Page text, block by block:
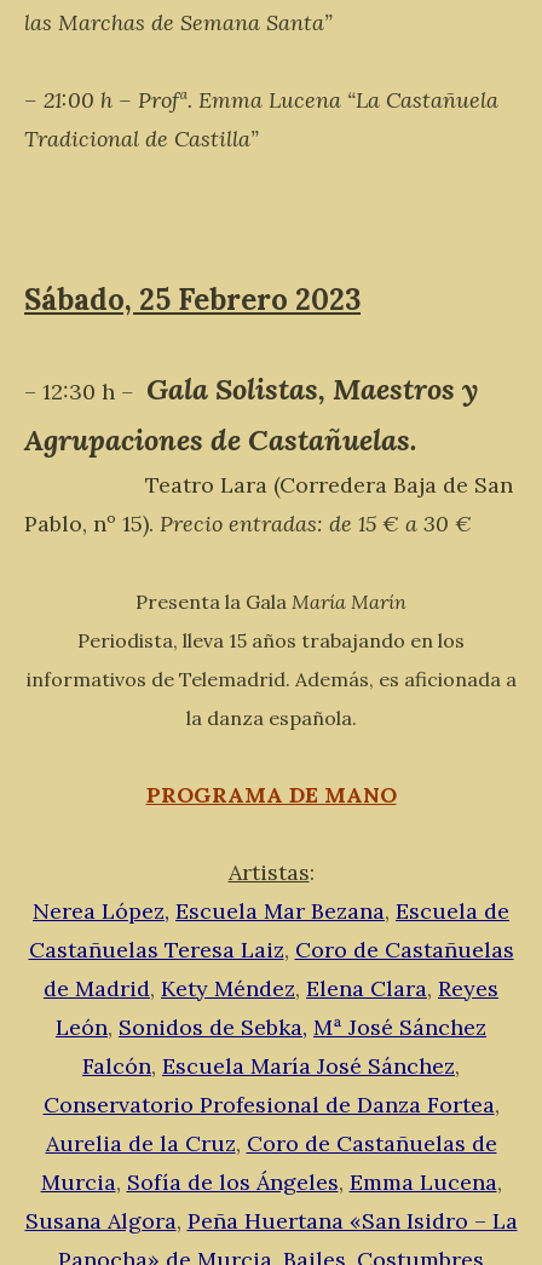
las Marchas de Semana Santa”
– 21:00 h – Profª. Emma Lucena “La Castañuela
Tradicional de Castilla”
Sábado, 25 Febrero 2023
– 12:30 h – Gala Solistas, Maestros y
Agrupaciones de Castañuelas.
Teatro Lara (Corredera Baja de San
Pablo, nº 15). Precio entradas: de 15 € a 30 €
Presenta la Gala María Marín
Periodista, lleva 15 años trabajando en los
informativos de Telemadrid. Además, es aficionada a
la danza española.
PROGRAMA DE MANO
Artistas:
Nerea López, Escuela Mar Bezana, Escuela de
Castañuelas Teresa Laiz, Coro de Castañuelas
de Madrid, Kety Méndez, Elena Clara, Reyes
León, Sonidos de Sebka, Mª José Sánchez
Falcón, Escuela María José Sánchez,
Conservatorio Profesional de Danza Fortea,
Aurelia de la Cruz, Coro de Castañuelas de
Murcia, Sofía de los Ángeles, Emma Lucena,
Susana Algora, Peña Huertana «San Isidro – La
Panocha» de Murcia Bailes, Costumbres